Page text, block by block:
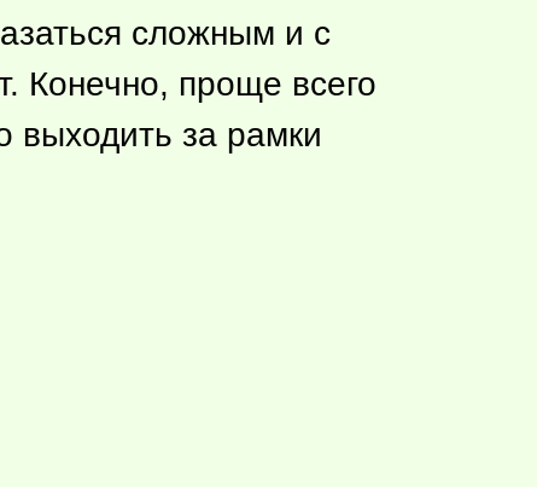
сложным и с
Конечно, проще всего
выходить за рамки